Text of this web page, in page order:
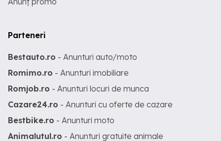
Parteneri
Bestauto.ro - Anunturi auto/moto
Romimo.ro - Anunturi imobiliare
Romjob.ro - Anunturi locuri de munca
Cazare24.ro - Anunturi cu oferte de cazare
Bestbike.ro - Anunturi moto
Animalutul.ro - Anunturi gratuite animale